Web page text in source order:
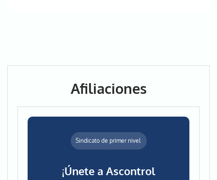
Afiliaciones
Sindicato de primer nivel
¡Únete a Ascontrol